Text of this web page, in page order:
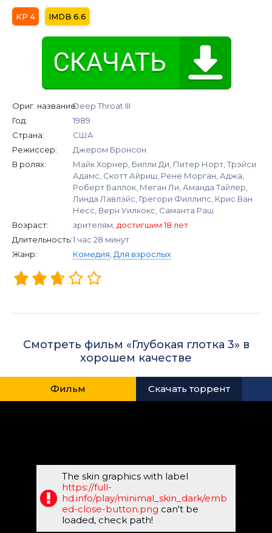
4 6.6
Ориг. название:Deep Throat III
Год:
1989
Страна:
США
Режиссер:
Джером Бронсон
В ролях:
Майк Хорнер, Билли Ди, Питер Норт, Трэйси
Адамс, Скотт Айриш, Рене Морган, Аджа,
Роберт Баллок, Меган Ли, Аманда Тайлер,
Линда Лавлэйс, Грегори Филлипс, Крис Ван
Несс, Верн Уилкокс, Саманта Раш
Возраст:
зрителям, достигшим 18 лет
Длительность:1 час 28 минут
Жанр:
Комедия Для взрослых
Смотреть фильм «Глубокая глотка 3» в
хорошем качестве
Фильм Скачать торрент
The skin graphics with label
https://full-
hd.info/play/minimal_skin_dark/emb
ed-close-button.png can't be
loaded, check path!